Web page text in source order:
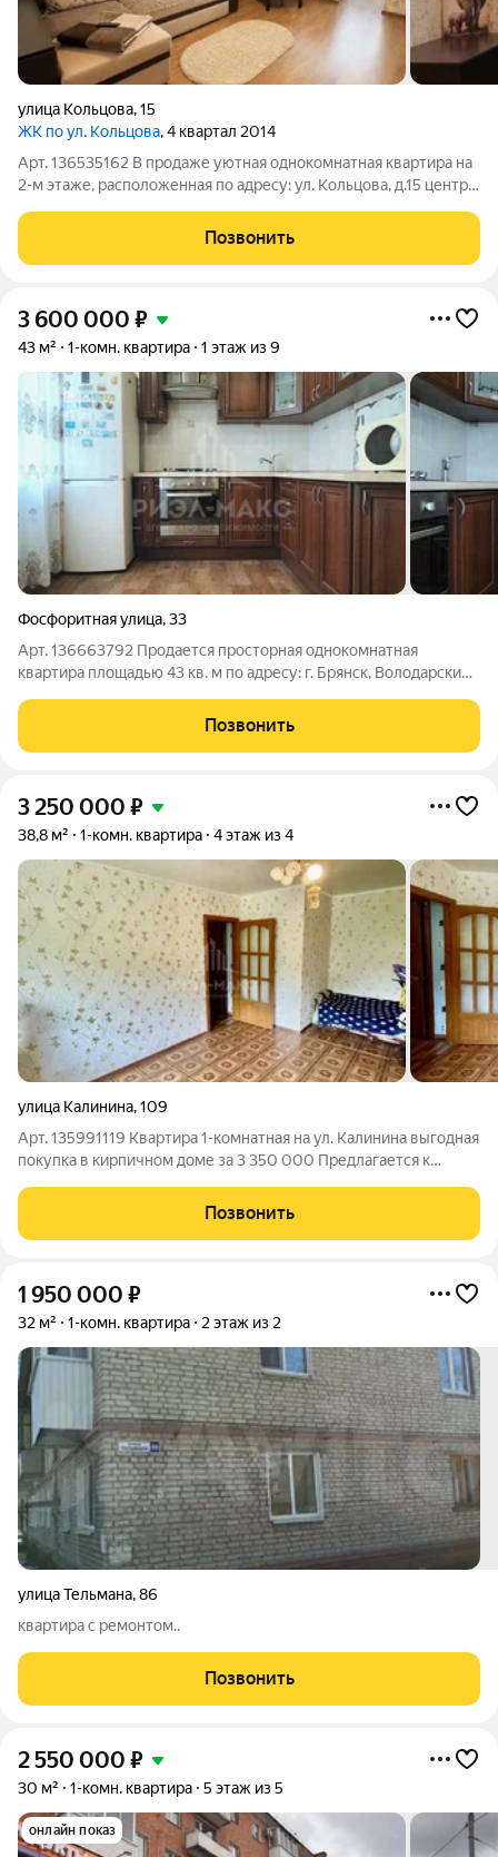
улица Кольцова,15
ЖК по ул. Кольцова, 4 квартал 2014
Арт. 136535162 B продаже уютная однокомнатная квартира на
2-м этаже, расположенная по адресу: ул. Кольцова, д.15 центр
Oпиcaние: -новый кирпичный дом, построенный в 2014 году;
-квартира с
Позвонить
3 600 000 ₽
43 м² 1-комн. квартира 1 этаж из 9
Фосфоритная улица,33
Арт. 136663792 Продается просторная однокомнатная
квартира площадью 43 кв. м по адресу: г. Брянск, Володарский
Позвонить
3 250 000 ₽
38,8 м² 1-комн. квартира 4 этаж из 4
улица Калинина,109
Арт. 135991119 Квартира 1-комнатная на ул. Калинина выгодная
покупка в кирпичном доме за 3 350 000 Предлагается к
м на 4-м этаже 4-этажного кирпичного дома в г. Брянск.
Прямая продажа, все
Позвонить
1 950 000 ₽
32 м² 1-комн. квартира 2 этаж из 2
улица Тельмана,86
квартира с ремонтом..
Позвонить
2 550 000 ₽
30 м² 1-комн. квартира 5 этаж из 5
онлайн показ